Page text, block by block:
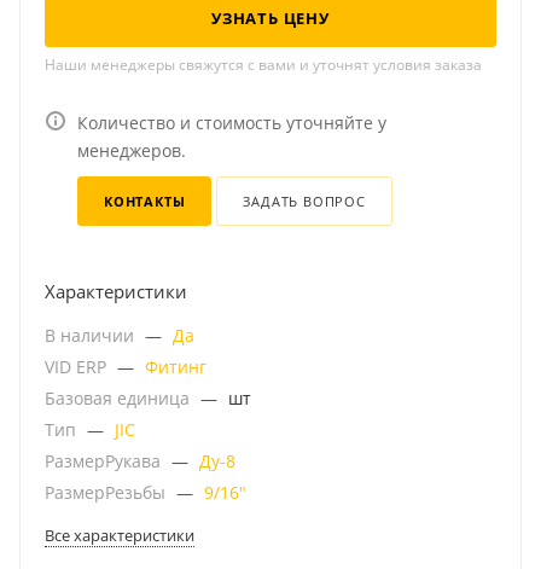
УЗНАТЬ ЦЕНУ
Наши менеджеры свяжутся с вами и уточнят условия заказа
Количество и стоимость уточняйте у
менеджеров.
КОНТАКТЫ ЗАДАТЬ ВОПРОС
Характеристики
В наличии — Да
VID ERP — Фитинг
Базовая единица — шт
Тип — JIC
РазмерРукава — Ду-8
РазмерРезьбы — 9/16"
Все характеристики